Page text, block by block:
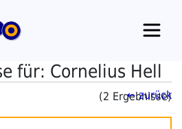
für: Cornelius Hell
(2 Ergebnisse)
← zurück